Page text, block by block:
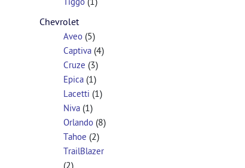
Tiggo
Chevrolet
Aveo(5)
Captiva(4)
Cruze (3)
Epica(1)
Lacetti (1)
Niva(1)
Orlando(8)
Tahoe (2)
TrailBlazer
(2)